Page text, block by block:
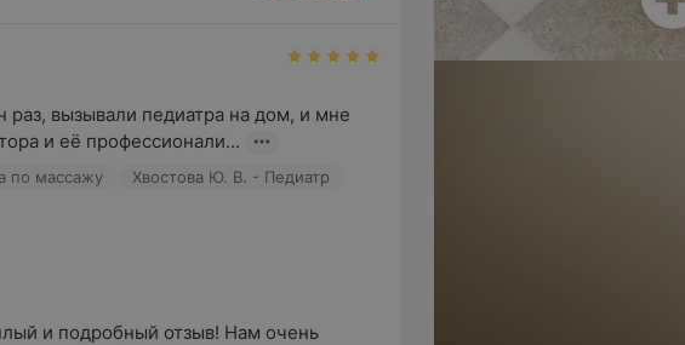
вызывали педиатра на дом, и мне
и её профессионали...
по массажу
Хвостова Ю. В. - Педиатр
и подробный отзыв! Нам очень